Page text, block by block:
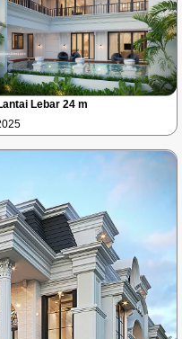
Lebar 24 m